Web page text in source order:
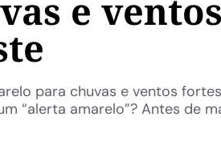
e
para chuvas e ventos
“alerta amarelo”? Antes de